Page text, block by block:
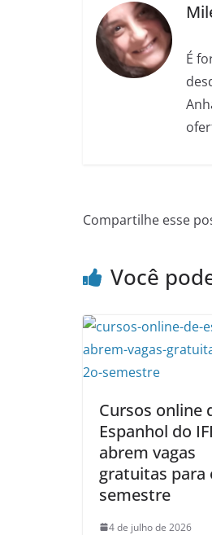
É
Compartilhe esse
Você
Cursos online
Espanhol do
abrem vagas
gratuitas para
semestre
4 de julho de 2026